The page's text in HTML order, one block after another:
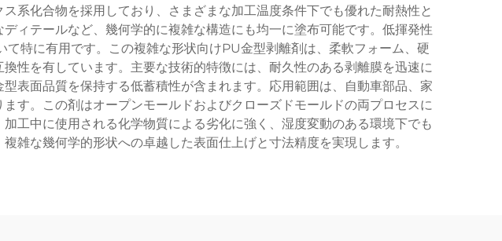
系化合物を採用しており、さまざまな加工温度条件下でも優れた耐熱性と
ィテールなど、幾何学的に複雑な構造にも均一に塗布可能です。低揮発性
特に有用です。この複雑な形状向けPU金型剥離剤は、柔軟フォーム、硬
性を有しています。主要な技術的特徴には、耐久性のある剥離膜を迅速に
表面品質を保持する低蓄積性が含まれます。応用範囲は、自動車部品、家
す。この剤はオープンモールドおよびクローズドモールドの両プロセスに
工中に使用される化学物質による劣化に強く、湿度変動のある環境下でも
雑な幾何学的形状への卓越した表面仕上げと寸法精度を実現します。